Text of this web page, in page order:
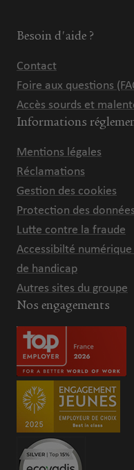
Besoin d'aide ?
Contact
Foire aux questions
Accès sourds et
Informations
Mentions légales
Réclamations
Gestion des cookies
Protection des données
Lutte contre la fraude
Accessibilté
de handicap
Autres sites du groupe
Nos engagements